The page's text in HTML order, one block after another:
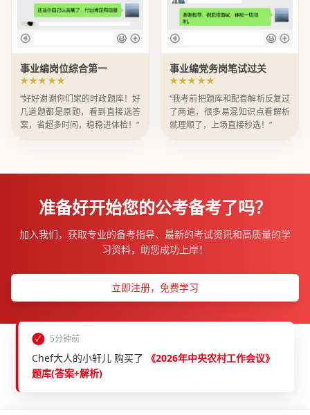
事业编岗位综合第一
★★★★★
“好好谢谢你们家的时政题库！好
几道题都是原题，看到直接选答
案，省超多时间，稳稳进体检！”
事业编党务岗笔试过关
★★★★★
“我考前把题库和配套解析反复过
了两遍，很多易混知识点看解析
就理顺了，上场直接秒选！”
准备好开始您的公考备考了吗？
加入我们，获取专业的备考指导、最新的考试资讯和高质量的学
习资料，助您成功上岸！
立即注册，免费学习
✓
Chef大人的小轩儿 购买了
《2026年中央农村工作会议》
题库(答案+解析)